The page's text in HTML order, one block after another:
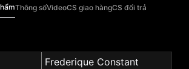
Thông sốVideoCS giao hàngCS đổi trả
Frederique Constant